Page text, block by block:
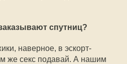
спутниц?
наверное, в эскорт-
же секс подавай. А нашим